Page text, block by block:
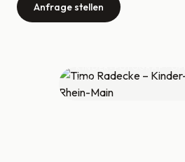
Anfrage stellen
KINDER-FOTOGRAF ·
MAIN